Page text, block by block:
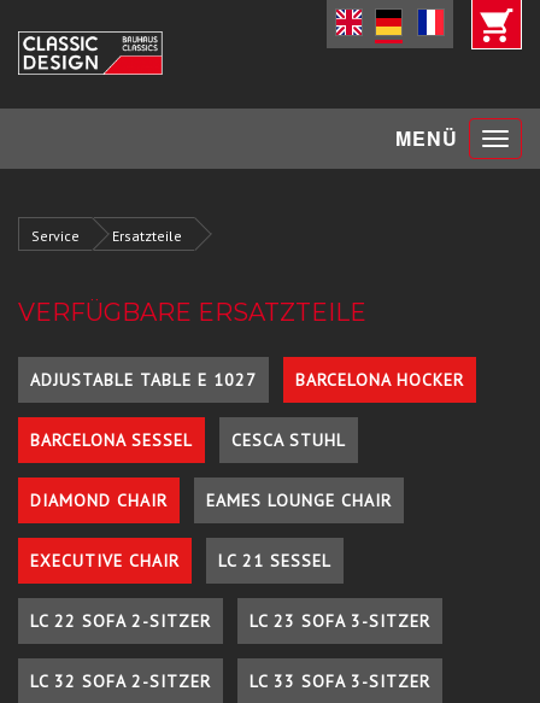
MENÜ Toggle
Service Ersatzteile
VERFÜGBARE ERSATZTEILE
ADJUSTABLE TABLE E 1027 BARCELONA HOCKER
BARCELONA SESSEL CESCA STUHL
DIAMOND CHAIR EAMES LOUNGE CHAIR
EXECUTIVE CHAIR LC 21 SESSEL
LC 22 SOFA 2-SITZER LC 23 SOFA 3-SITZER
LC 32 SOFA 2-SITZER LC 33 SOFA 3-SITZER